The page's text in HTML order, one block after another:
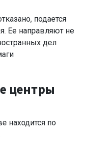
подается
Ее направляют не
дел
центры
находится по